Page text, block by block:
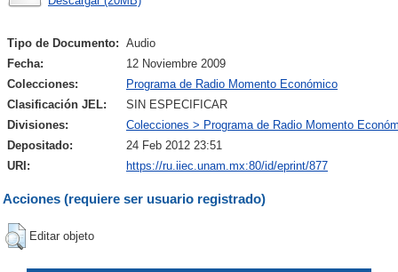
Tipo de Documento: Audio
Fecha:
12 Noviembre 2009
Colecciones:
Programa de Radio Momento Económico
Clasificación JEL:
SIN ESPECIFICAR
Divisiones:
Colecciones > Programa de Radio Momento
Depositado:
24 Feb 2012 23:51
URI:
https://ru.iiec.unam.mx:80/id/eprint/877
Acciones (requiere ser usuario registrado)
Editar objeto